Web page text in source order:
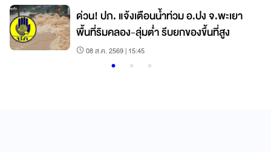
ด่วน! ปภ. แจ้งเตือนน้ำท่วม อ.ปง จ.พะเยา
พื้นที่ริมคลอง-ลุ่มต่ำ รีบยกของขึ้นที่สูง
08 ส.ค. 2569 | 15:45